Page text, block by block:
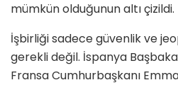
mümkün olduğunun altı çizildi.
İşbirliği sadece güvenlik ve
gerekli değil. İspanya
Fransa Cumhurbaşkanı